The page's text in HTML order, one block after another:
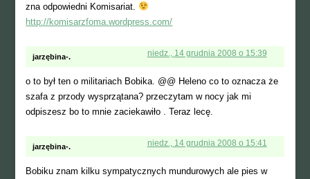
zna odpowiedni Komisariat.
http://komisarzfoma.wordpress.com/
jarzębina-. niedz., 14 grudnia 2008 o 15:39
o to był ten o militariach Bobika. @@ Heleno co to oznacza że
szafa z przody wysprzątana? przeczytam w nocy jak mi
odpiszesz bo to mnie zaciekawiło . Teraz lecę.
jarzębina-. niedz., 14 grudnia 2008 o 15:41
Bobiku znam kilku sympatycznych mundurowych ale pies w